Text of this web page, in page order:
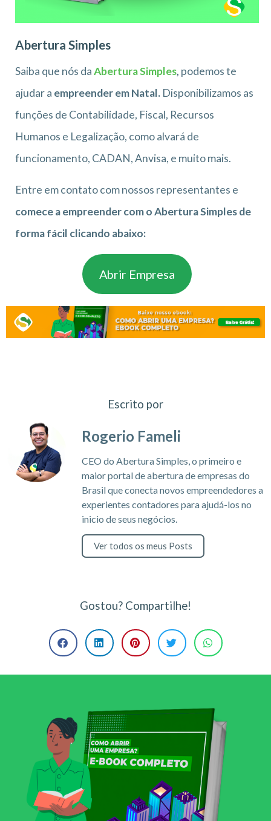
Abertura Simples
Saiba que nós daAbertura Simples, podemos te
ajudar a empreender em Natal. Disponibilizamos as
funções de Contabilidade, Fiscal, Recursos
Humanos e Legalização, como alvará de
funcionamento, CADAN, Anvisa, e muito mais.
Entre em contato com nossos representantes e
comece a empreender com o Abertura Simples de
forma fácil clicando abaixo:
Abrir Empresa
Escrito por
Rogerio Fameli
CEO do Abertura Simples, o primeiro e
maior portal de abertura de empresas do
Brasil que conecta novos empreendedores a
experientes contadores para ajudá-los no
inicio de seus negócios.
Ver todos os meus Posts
Gostou? Compartilhe!